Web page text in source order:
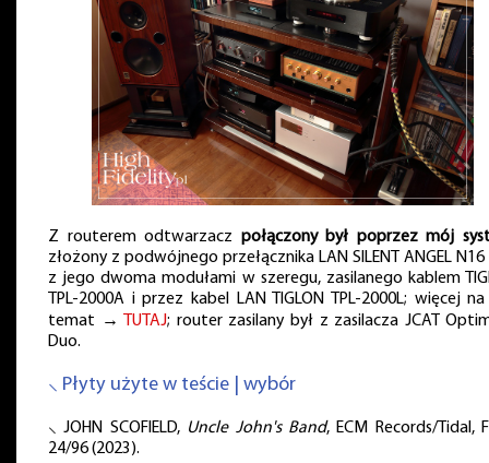
Z routerem odtwarzacz połączony był poprzez mój
złożony z podwójnego przełącznika LAN SILENT ANGEL N16
z jego dwoma modułami w szeregu, zasilanego kablem
TPL-2000A i przez kabel LAN TIGLON TPL-2000L; więcej
temat →
TUTAJ; router zasilany był z zasilacza JCAT
Duo.
⸜ Płyty użyte w teście | wybór
⸜ JOHN SCOFIELD, Uncle John's Band, ECM Records/Tidal,
24/96 (2023).